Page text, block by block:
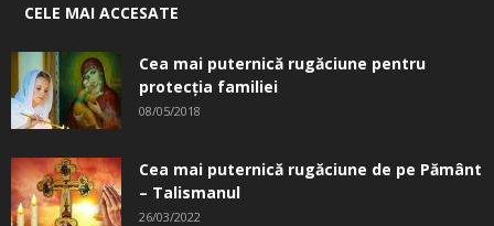
CELE MAI ACCESATE
Cea mai puternică rugăciune pentru
protecția familiei
08/05/2018
Cea mai puternică rugăciune de pe Pământ
– Talismanul
26/03/2022